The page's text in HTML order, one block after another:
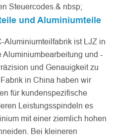
Steuercodes.& nbsp;
und Aluminiumteile
Aluminiumteilfabrik ist LJZ in
Aluminiumbearbeitung und -
und Genauigkeit zu
in China haben wir
für kundenspezifische
Leistungsspindeln es
mit einer ziemlich hohen
Bei kleineren